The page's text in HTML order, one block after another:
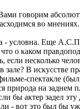
говорим
во
- условна. Еще
о каком
если несколько
В искусстве
спектакле
природа на заднем
бы актер задел
- вот это был бы